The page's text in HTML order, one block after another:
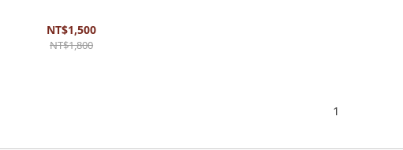
NT$1,500
NT$1,800
1